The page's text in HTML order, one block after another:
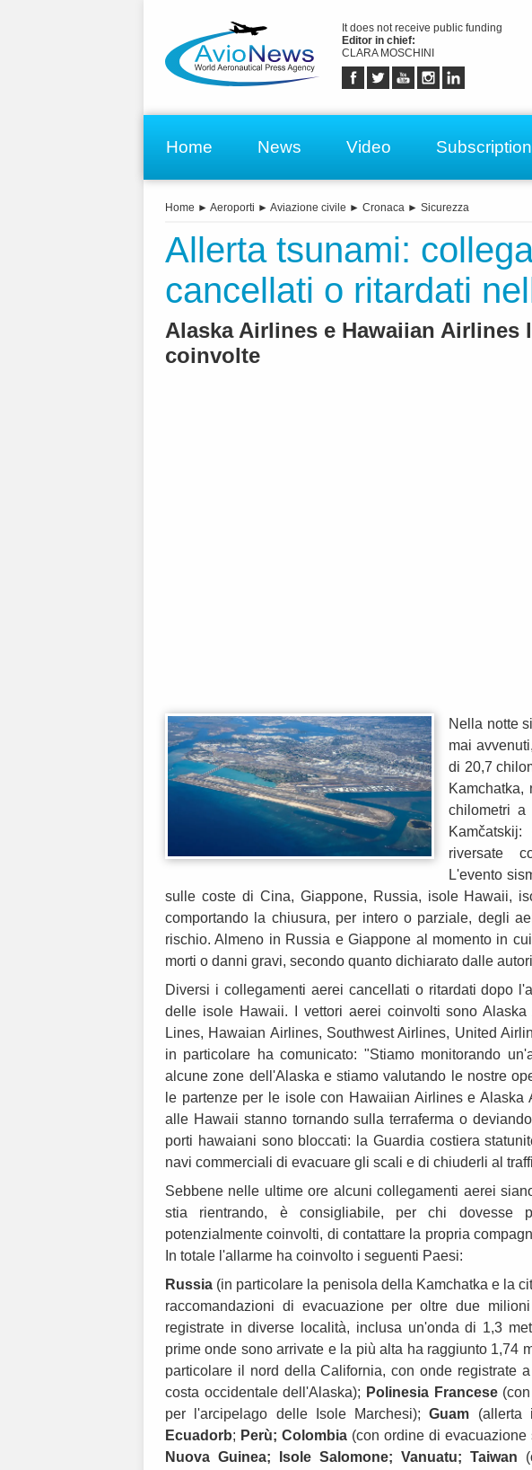
It does not receive public funding
Editor in chief:
CLARA MOSCHINI
Home News Video
Home ► Aeroporti ► Aviazione civile ► Cronaca ► Sicurezza
Allerta tsunami:
cancellati o ritardati
Alaska Airlines e Hawaiian Airlines
coinvolte
Nella notte
mai
di 20,7
Kamchatka,
chilometri a
riversate
L'evento
sulle coste di Cina, Giappone, Russia, isole Hawaii,
comportando la chiusura, per intero o parziale, degli
rischio. Almeno in Russia e Giappone al momento in
morti o danni gravi, secondo quanto dichiarato dalle
Diversi i collegamenti aerei cancellati o ritardati dopo
delle isole Hawaii. I vettori aerei coinvolti sono
Lines, Hawaian Airlines, Southwest Airlines, United
in particolare ha comunicato: "Stiamo monitorando
alcune zone dell'Alaska e stiamo valutando le nostre
le partenze per le isole con Hawaiian Airlines e
alle Hawaii stanno tornando sulla terraferma o
porti hawaiani sono bloccati: la Guardia costiera
navi commerciali di evacuare gli scali e di chiuderli al
Sebbene nelle ultime ore alcuni collegamenti aerei
stia rientrando, è consigliabile, per chi dovesse
potenzialmente coinvolti, di contattare la propria
In totale l'allarme ha coinvolto i seguenti Paesi:
Russia (in particolare la penisola della Kamchatka e la
raccomandazioni di evacuazione per oltre due
registrate in diverse località, inclusa un'onda di 1,3
prime onde sono arrivate e la più alta ha raggiunto 1,74
particolare il nord della California, con onde registrate
costa occidentale dell'Alaska); Polinesia Francese(con
per l'arcipelago delle Isole Marchesi);Guam (allerta
Ecuadorb; Perù; Colombia (con ordine di
Nuova Guinea;
Isole Salomone; Vanuatu; Taiwan